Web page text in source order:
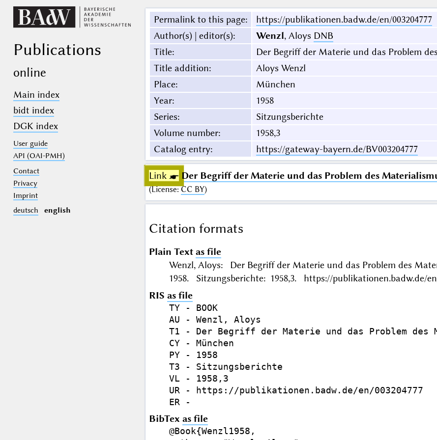
Publications
online
Main index
bidt index
DGK index
User guide
API (OAI-PMH)
Contact
Privacy
Imprint
deutsch
english
Permalink to this page:
https://publikationen.badw.de/en/003204777
Author(s) | editor(s): Wenzl, Aloys DNB
Title:
Der Begriff der Materie und das Problem
Title addition:
Aloys Wenzl
Place:
München
Year:
1958
Series:
Sitzungsberichte
Volume number:
1958,3
Catalog entry: https://gateway-bayern.de/BV003204777
Link ☛ Der Begriff der Materie und das Problem des
(License:CC BY)
Citation formats
Plain Text as file
Wenzl, Aloys: Der Begriff der Materie und das Problem des
1958. Sitzungsberichte: 1958,3. https://publikationen.badw.de/en/
RIS as file
TY - BOOK
AU - Wenzl, Aloys
T1 - Der Begriff der Materie und das Problem des
CY - München
PY - 1958
T3 - Sitzungsberichte
VL - 1958,3
UR - https://publikationen.badw.de/en/003204777
BibTex as file
@Book{Wenzl1958,